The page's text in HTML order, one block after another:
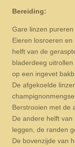
Bereiding:
Gare linzen
Eieren losroeren
helft van de
bladerdeeg
op een ingevet
De afgekoelde
champignonmengsel.
Berstrooien met de
De andere helft
leggen, de randen
De bovenzijde van